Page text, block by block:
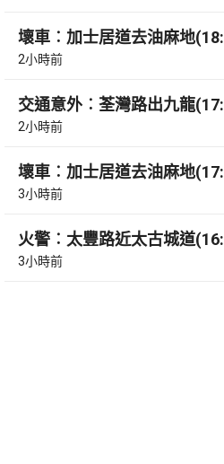
壞車︰加士居道去油麻地
2小時前
交通意外︰荃灣路出九龍
2小時前
壞車︰加士居道去油麻地
3小時前
火警︰太豐路近太古城道
3小時前